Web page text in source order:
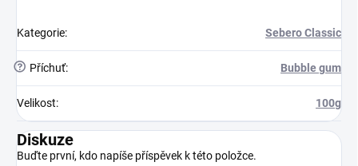
Kategorie: Sebero Classic
? Příchuť: Bubble gum
Velikost: 100g
Diskuze
Buďte první, kdo napíše příspěvek k této položce.